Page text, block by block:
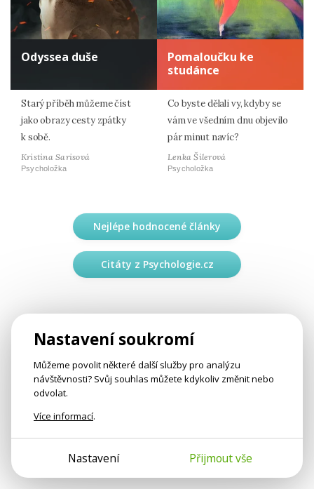
Odyssea duše
Starý příběh můžeme číst
jako obrazy cesty zpátky
k sobě.
Kristina Sarisová
Psycholožka
Pomaloučku ke
studánce
Co byste dělali vy, kdyby se
vám ve všedním dnu objevilo
pár minut navíc?
Lenka Šilerová
Psycholožka
Nejlépe hodnocené články
Citáty z Psychologie.cz
Nastavení soukromí
Můžeme povolit některé další služby pro analýzu
návštěvnosti? Svůj souhlas můžete kdykoliv změnit nebo
odvolat.
Více informací.
Nastavení Přijmout vše